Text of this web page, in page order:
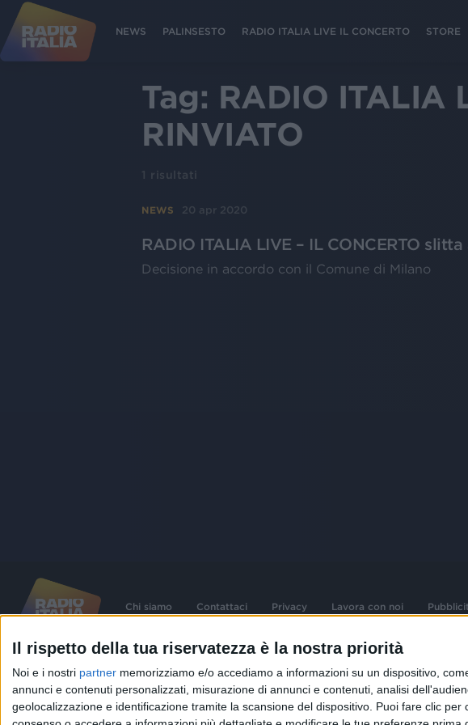
Il rispetto della tua riservatezza è la nostra priorità
Noi e i nostri partner memorizziamo e/o accediamo a informazioni su un dispositivo,
annunci e contenuti personalizzati, misurazione di annunci e contenuti, analisi
geolocalizzazione e identificazione tramite la scansione del dispositivo. Puoi fare clic
NEWS PALINSESTO RADIO ITALIA LIVE IL CONCERTO STORE
Tag: RADIO ITALIA
RINVIATO
1 risultati
NEWS 20 apr 2020
RADIO ITALIA LIVE – IL CONCERTO
Decisione in accordo con il Comune di Milano
Chi siamo Contattaci Privacy Lavora con noi
©2026RADIO ITALIA S.p.A. P.IVA 06832230152 | Tutti i diritti riservati. Per le opere dell'ingegno
contenute nel sito sono stati assolti gli obblighi derivanti dalla normativa dei diritti d'autore e dei diritti
connessi.
Capitale Sociale € 580.000,00 interamente versato. Iscr. Reg. Imprese Milano - C.F. e n° iscrizione